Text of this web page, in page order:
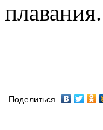
Поделиться